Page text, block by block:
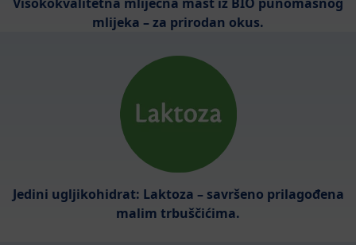
mlijeka – za prirodan okus.
Jedini ugljikohidrat: Laktoza – savršeno prilagođena
malim trbuščićima.